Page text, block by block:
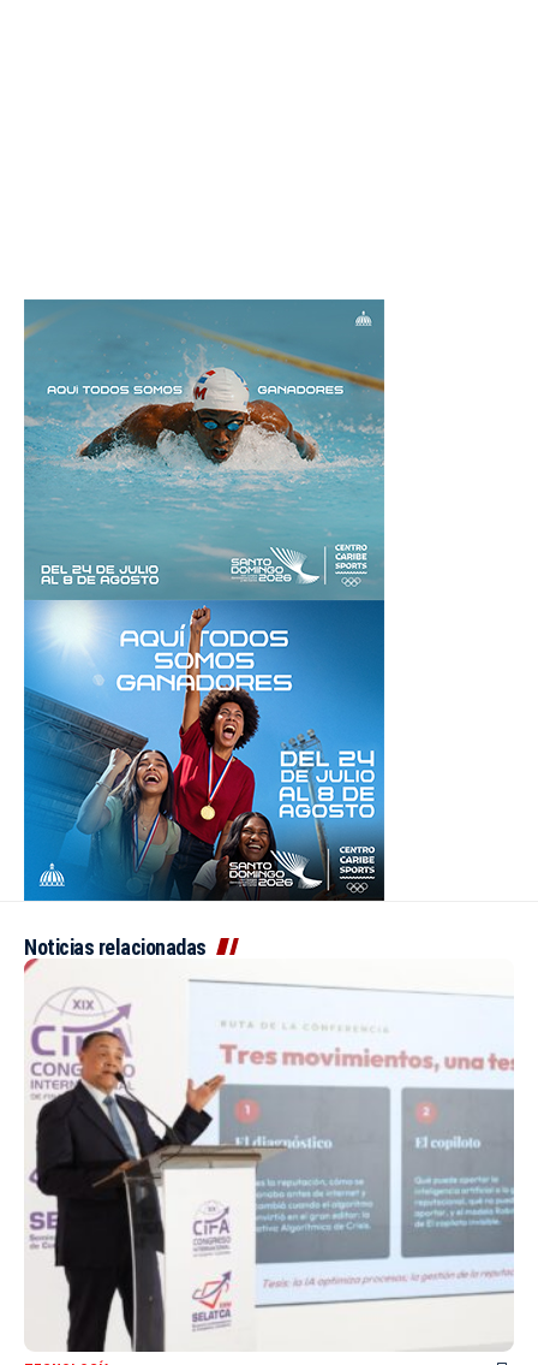
Noticias relacionadas